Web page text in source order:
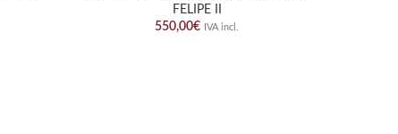
FELIPE II
550,00€ IVA incl.